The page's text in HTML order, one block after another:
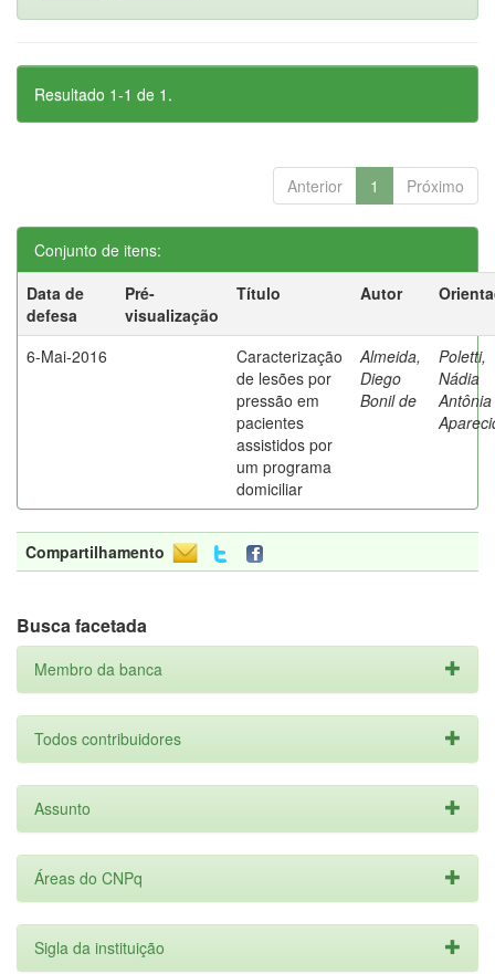
Resultado 1-1 de 1.
Anterior 1 Próximo
Conjunto de itens:
Data de
defesa
Pré-
visualização
Título Autor
6-Mai-2016
Caracterização
de lesões por
pressão em
pacientes
assistidos por
um programa
domiciliar
Almeida,
Diego
Bonil de
Poletti,
Nádia
Antônia
Compartilhamento
Busca facetada
Membro da banca
Todos contribuidores
Assunto
Áreas do CNPq
Sigla da instituição